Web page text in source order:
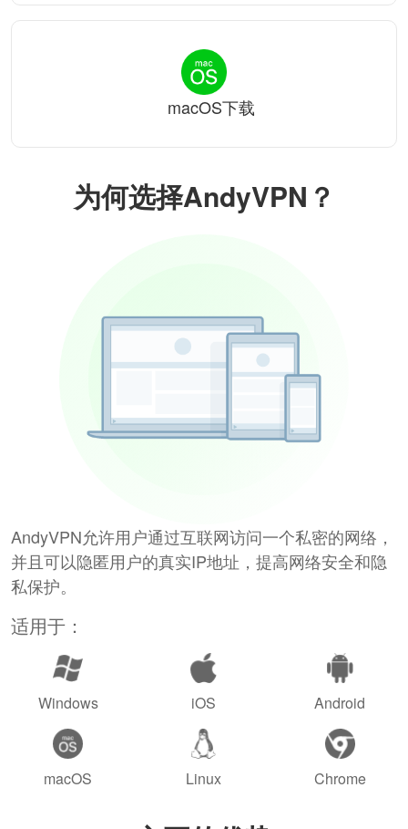
为何选择AndyVPN？
AndyVPN允许用户通过互联网访问一个私密的网络，
并且可以隐匿用户的真实IP地址，提高网络安全和隐
私保护。
适用于：
Windows iOS Android
macOS Linux Chrome
macOS下载